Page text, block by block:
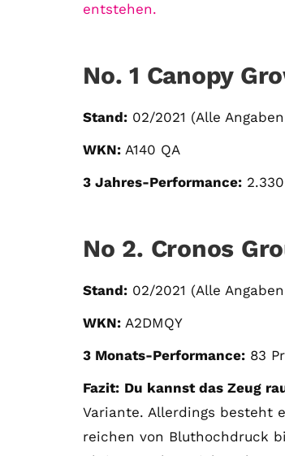
entstehen.
No. 1 Canopy
Stand: 02/2021 (Alle
WKN: A140 QA
3 Jahres-Performance:
No 2. Cronos
Stand: 02/2021 (Alle
WKN: A2DMQY
3 Monats-Performance: 83
Fazit: Du kannst das Zeug
Variante. Allerdings besteht
reichen von Bluthochdruck